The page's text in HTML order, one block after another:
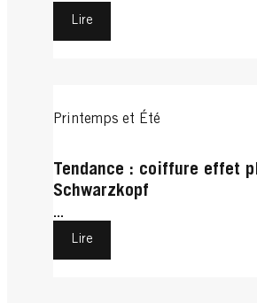
Lire
Printemps et Été
Tendance : coiffure effet
Schwarzkopf
...
Lire